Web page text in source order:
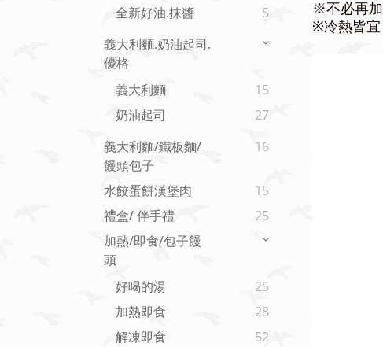
全新好油.抹醬
5
義大利麵.奶油起司.
優格
義大利麵
15
奶油起司
27
義大利麵/鐵板麵/
饅頭包子
16
水餃蛋餅漢堡肉
15
禮盒/ 伴手禮
25
加熱/即食/包子饅
頭
好喝的湯
25
加熱即食
28
解凍即食
52
※不必再
※冷熱皆